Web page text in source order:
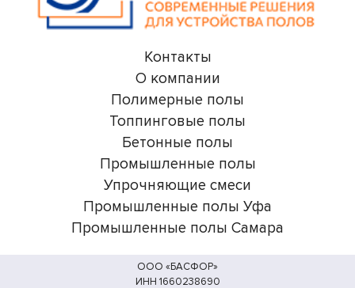
Контакты
О компании
Полимерные полы
Топпинговые полы
Бетонные полы
Промышленные полы
Упрочняющие смеси
Промышленные полы Уфа
Промышленные полы Самара
ООО «БАСФОР»
ИНН 1660238690